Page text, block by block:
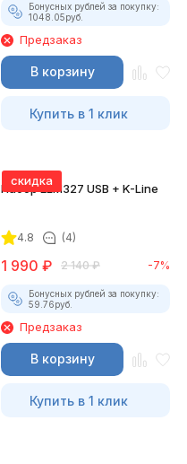
Бонусных рублей за покупку:
1048.05руб.
Предзаказ
В корзину
Купить в 1 клик
скидка
Набор ELM327 USB + K-Line
4.8 (4)
1 990 ₽ 2 140 ₽ -7%
Бонусных рублей за покупку:
59.76руб.
Предзаказ
В корзину
Купить в 1 клик